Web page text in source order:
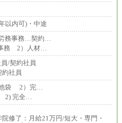
以内可)・中途
務事務…契約…
務 2）人材…
/契約社員
社員
袋 2）完…
2) 完全…
修了：月給21万円/短大・専門・